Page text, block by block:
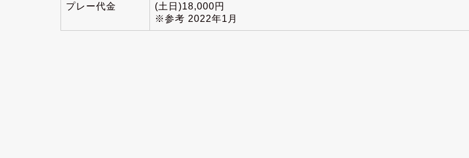
プレー代金
(土日)18,000円
※参考 2022年1月